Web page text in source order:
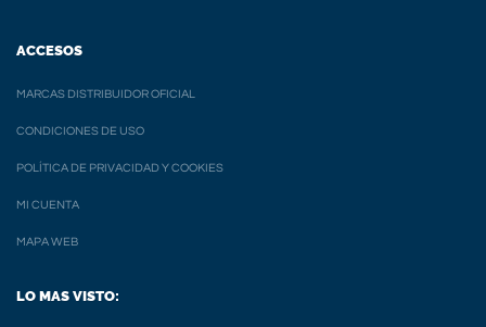
ACCESOS
MARCAS DISTRIBUIDOR OFICIAL
CONDICIONES DE USO
POLÍTICA DE PRIVACIDAD Y COOKIES
MI CUENTA
MAPA WEB
LO MAS VISTO: